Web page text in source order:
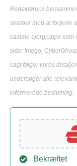
Redaktørens
stræber mod at fortjene
samme ejergruppe som
side: Intego,
sagt følger vores
undersøger alle
informerede beslutning.
Bekræftet